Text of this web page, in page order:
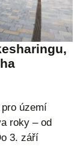
území
roky – od
3. září